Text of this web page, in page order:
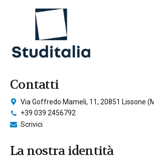
Contatti
Via Goffredo Mameli, 11, 20851 Lissone
+39 039 2456792
Scrivici
La nostra identità